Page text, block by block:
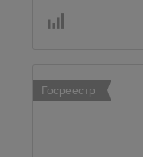
Госреестр